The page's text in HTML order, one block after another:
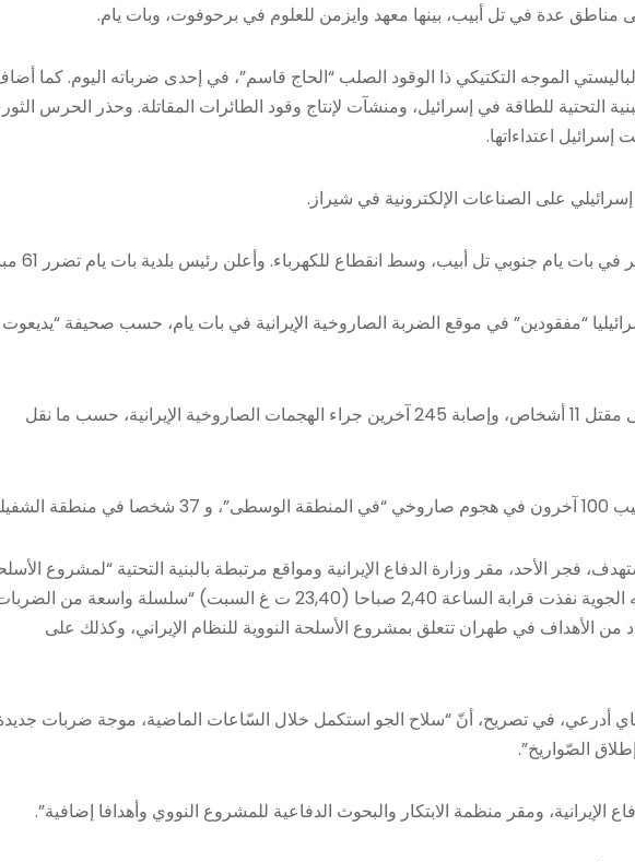
مناطق عدة في تل أبيب، بينها معهد وايزمن للعلوم في برحوفوت، وبات يام.
الموجه التكتيكي ذا الوقود الصلب “الحاج قاسم”، في إحدى ضرباته اليوم. كما
التحتية للطاقة في إسرائيل، ومنشآت لإنتاج وقود الطائرات المقاتلة. وحذر الحرس
اعتداءاتها.
إسرائيلي على الصناعات الإلكترونية في شيراز.
بات يام جنوبي تل أبيب، وسط انقطاع للكهرباء. وأعلن رئيس بلدية بات يام تضرر 61 مبنى.
رجحت تقديرات رسمية وجود نحو 20 إسرائيليا “مفقودين” في موقع الضربة الصاروخية الإيرانية في بات يام، حسب صحيفة “يديعوت
من جهتها، أشارت مصادر طبية الإسرائيلية إلى مقتل 11 أشخاص، وإصابة 245 آخرين جراء الهجمات الصاروخية الإيرانية، حسب ما نقل
فجر الأحد، مقر وزارة الدفاع الإيرانية ومواقع مرتبطة بالبنية التحتية “لمشروع
النووية” وأهدافا أخرى. وقال في بيان إن قواته الجوية نفذت قرابة الساعة 2,40 صباحا (23,40 ت غ السبت) “سلسلة واسعة من
من الأهداف في طهران تتعلق بمشروع الأسلحة النووية للنظام الإيراني، وكذلك على
أدرعي، في تصريح، أنّ “سلاح الجو استكمل خلال السّاعات الماضية، موجة ضربات
الصّواريخ”.
ومقر منظمة الابتكار والبحوث الدفاعية للمشروع النووي وأهدافا إضافية”.